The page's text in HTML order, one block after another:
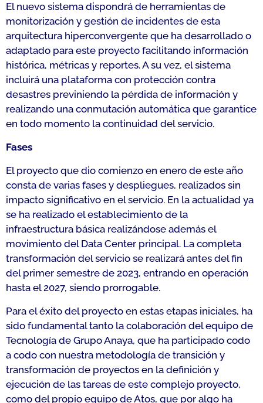
El nuevo sistema dispondrá de herramientas de
monitorización y gestión de incidentes de esta
arquitectura hiperconvergente que ha desarrollado o
adaptado para este proyecto facilitando información
histórica, métricas y reportes. A su vez, el sistema
incluirá una plataforma con protección contra
desastres previniendo la pérdida de información y
realizando una conmutación automática que garantice
en todo momento la continuidad del servicio.
Fases
El proyecto que dio comienzo en enero de este año
consta de varias fases y despliegues, realizados sin
impacto significativo en el servicio. En la actualidad ya
se ha realizado el establecimiento de la
infraestructura básica realizándose además el
movimiento del Data Center principal. La completa
transformación del servicio se realizará antes del fin
del primer semestre de 2023, entrando en operación
hasta el 2027, siendo prorrogable.
Para el éxito del proyecto en estas etapas iniciales, ha
sido fundamental tanto la colaboración del equipo de
Tecnología de Grupo Anaya, que ha participado codo
a codo con nuestra metodología de transición y
transformación de proyectos en la definición y
ejecución de las tareas de este complejo proyecto,
como del propio equipo de Atos, que por algo ha